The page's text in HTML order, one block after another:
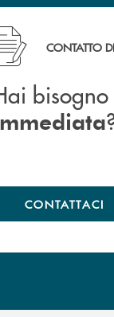
bisogno di
CONTATTO
CONTATTACI